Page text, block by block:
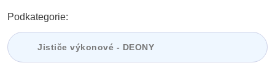
Podkategorie:
Jističe výkonové - DEONY